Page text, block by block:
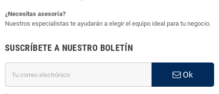
¿Necesitas asesoría?
Nuestros especialistas te ayudarán a elegir el equipo ideal para tu negocio.
SUSCRÍBETE A NUESTRO BOLETÍN
Ok